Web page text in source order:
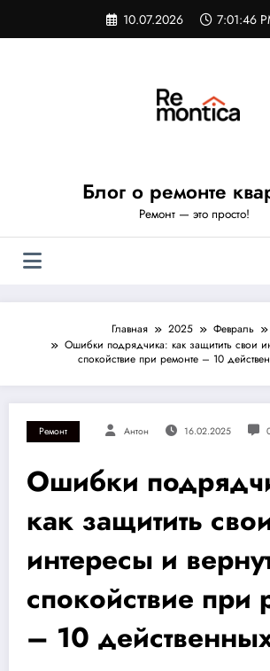
содержимому
10.07.2026 7:01:47
Блог о ремонте
Ремонт — это просто!
Главная 2025 Февраль
Ошибки подрядчика: как защитить свои
спокойствие при ремонте – 10
Ремонт Антон 16.02.2025
Ошибки
как защитить
интересы и
спокойствие при
– 10